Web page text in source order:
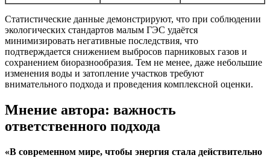
Статистические данные демонстрируют, что при соблюдении
экологических стандартов малым ГЭС удаётся
минимизировать негативные последствия, что
подтверждается снижением выбросов парниковых газов и
сохранением биоразнообразия. Тем не менее, даже небольшие
изменения воды и затопление участков требуют
внимательного подхода и проведения комплексной оценки.
Мнение автора: важность
ответственного подхода
«В современном мире, чтобы энергия стала действительно